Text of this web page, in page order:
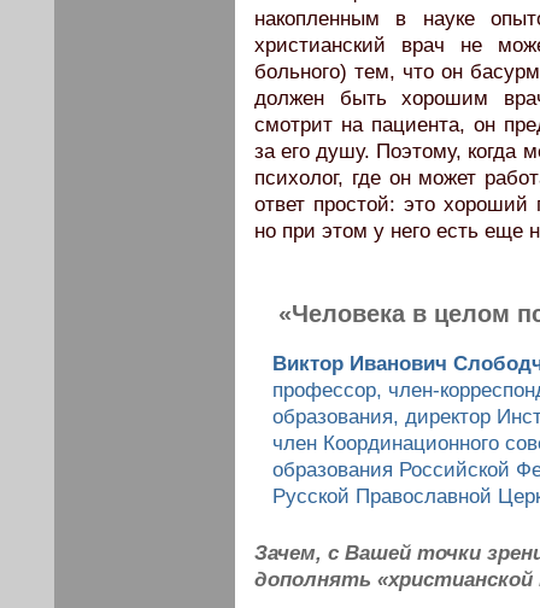
накопленным в науке
христианский врач не
больного) тем, что он
должен быть хорошим
смотрит на пациента, он
за его душу. Поэтому, когда
психолог, где он может
ответ простой: это хороший
но при этом у него есть еще
«Человека в целом
Виктор Иванович
профессор, член-
образования, директор
член Координационного
образования Российской
Русской Православной
Зачем, с Вашей точки
дополнять «христианской